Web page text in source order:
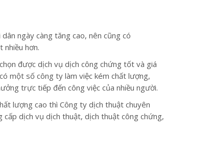
ngày càng tăng cao, nên cũng có
nhiều hơn.
được dịch vụ dịch công chứng tốt và giá
một số công ty làm việc kém chất lượng,
trực tiếp đến công việc của nhiều người.
lượng cao thì Công ty dịch thuật chuyên
dịch vụ dịch thuật, dịch thuật công chứng,